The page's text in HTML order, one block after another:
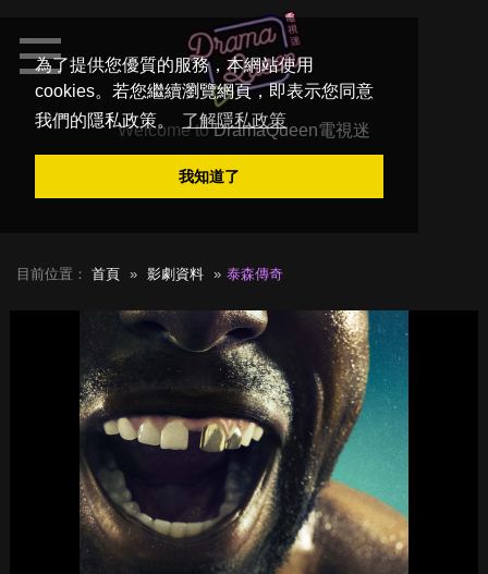
為了提供您優質的服務，本網站使用
cookies。若您繼續瀏覽網頁，即表示您同意
我們的隱私政策。
了解隱私政策
我知道了
Welcome toDramaQueen電視迷
目前位置： 首頁 影劇資料 泰森傳奇